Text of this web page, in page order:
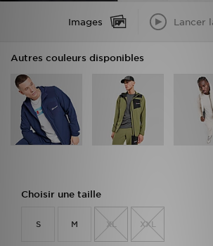
Images Lancer
Autres couleurs disponibles
Choisir une taille
S M XL XXL